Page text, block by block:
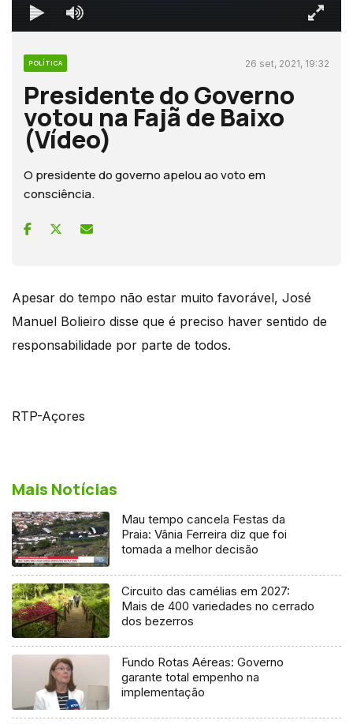
POLÍTICA 26 set, 2021, 19:32
Presidente do Governo
votou na Fajã de Baixo
(Vídeo)
O presidente do governo apelou ao voto em
consciência.
Apesar do tempo não estar muito favorável, José
Manuel Bolieiro disse que é preciso haver sentido de
responsabilidade por parte de todos.
RTP-Açores
Mais Notícias
Mau tempo cancela Festas da
Praia: Vânia Ferreira diz que foi
tomada a melhor decisão
Circuito das camélias em 2027:
Mais de 400 variedades no cerrado
dos bezerros
Fundo Rotas Aéreas: Governo
garante total empenho na
implementação